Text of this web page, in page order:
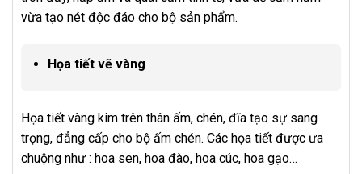
vừa tạo nét độc đáo cho bộ sản phẩm.
Họa tiết vẽ vàng
Họa tiết vàng kim trên thân ấm, chén, đĩa tạo sự sang
trọng, đẳng cấp cho bộ ấm chén. Các họa tiết được ưa
chuộng như : hoa sen, hoa đào, hoa cúc, hoa gạo…